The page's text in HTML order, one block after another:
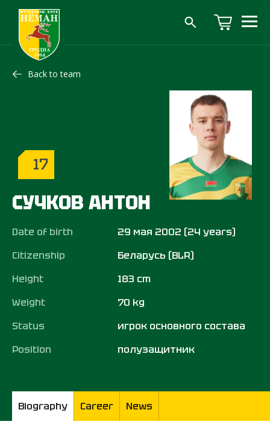
Back to team
17
СУЧКОВ АНТОН
Date of birth
29 мая 2002 (24 years)
Citizenship
Беларусь (BLR)
Height
183 cm
Weight
70 kg
Status
игрок основного состава
Position
полузащитник
Biography Career News